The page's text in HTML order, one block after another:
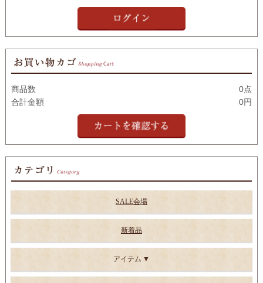
商品数
0点
合計金額
0円
SALE会場
新着品
アイテム